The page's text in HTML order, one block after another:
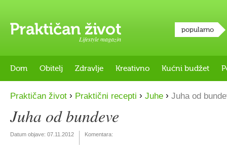
Lifestyle magazin
popularno
Dom Obitelj Zdravlje Kreativno Kućni budžet
Praktičan život › Praktični recepti › Juhe › Juha od
Juha od bundeve
Datum objave: 07.11.2012 Komentara: